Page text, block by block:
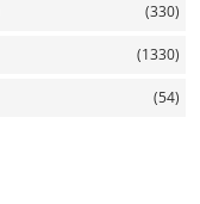
(330)
(1330)
(54)